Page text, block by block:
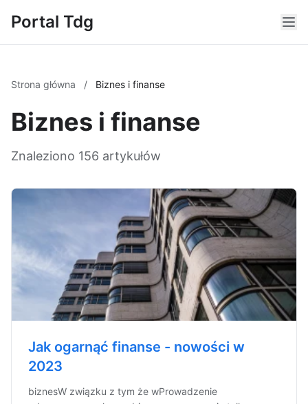
Portal Tdg
Strona główna / Biznes i finanse
Biznes i finanse
Znaleziono 156 artykułów
Jak ogarnąć finanse - nowości w
2023
biznesW związku z tym że wProwadzenie